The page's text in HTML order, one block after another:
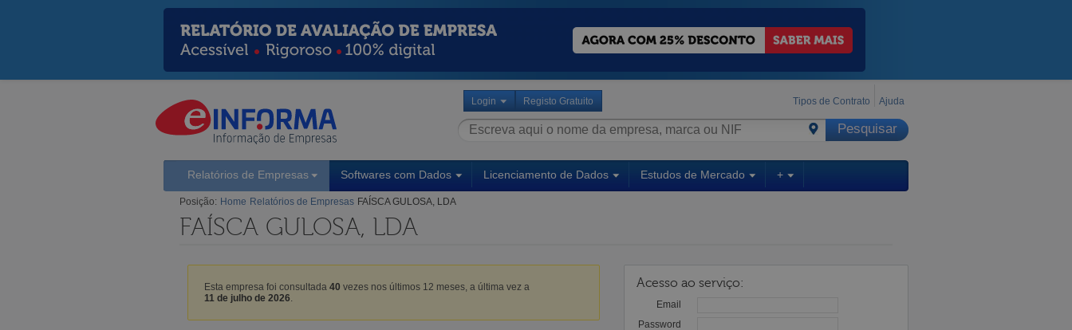
Login Registo Gratuito Tipos de Contrato Ajuda
Relatórios de Empresas Softwares com Dados Licenciamento de Dados Estudos de Mercado +
Posição: Home Relatórios de Empresas FAÍSCA GULOSA, LDA
FAÍSCA GULOSA, LDA
Esta empresa foi consultada 40 vezes nos últimos 12 meses, a última vez a
11 de julho de 2026
Acesso ao serviço:
Email
Password